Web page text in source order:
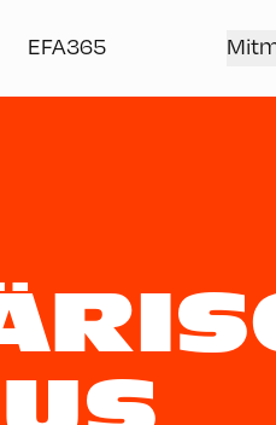
EFA365